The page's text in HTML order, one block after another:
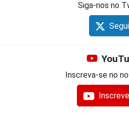
Siga-nos no
Inscreva-se no